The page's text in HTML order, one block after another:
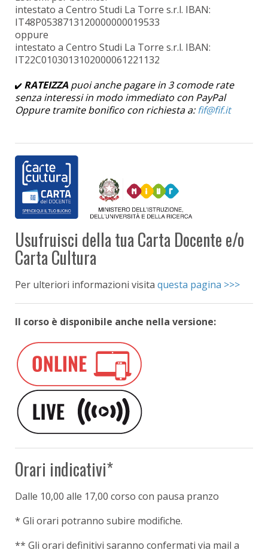
intestato a Centro Studi La Torre s.r.l. IBAN:
IT48P0538713120000000019533
oppure
intestato a Centro Studi La Torre s.r.l. IBAN:
IT22C0103013102000061221132
RATEIZZA puoi anche pagare in 3 comode rate
senza interessi in modo immediato con PayPal
Oppure tramite bonifico con richiesta a:
Usufruisci della tua Carta Docente e/o
Carta Cultura
Per ulteriori informazioni visita questa pagina >>>
Il corso è disponibile anche nella versione:
Orari indicativi*
Dalle 10,00 alle 17,00 corso con pausa pranzo
* Gli orari potranno subire modifiche.
** Gli orari definitivi saranno confermati via mail a